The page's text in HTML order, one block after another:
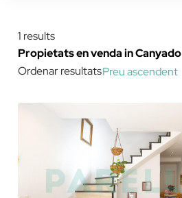
1 results
Propietats en venda in Canyado
Ordenar resultatsPreu ascendent